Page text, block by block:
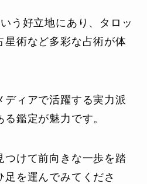
う好立地にあり、タロッ
星術など多彩な占術が体
ディアで活躍する実力派
鑑定が魅力です。
つけて前向きな一歩を踏
を運んでみてくださ